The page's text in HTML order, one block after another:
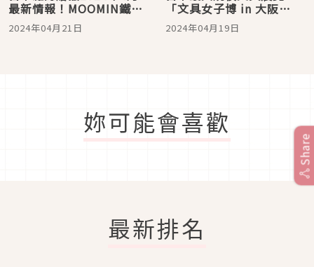
最新情報！MOOMIN鐵盒
文具＆HELLO KITTY收納
包可愛到不得不買
2024年04月21日
「文具女子博 in 大阪
2024」，歡迎文具控們一
起前往參加文具午茶饗
2024年04月19日
妳可能會喜歡
最新排名
Share